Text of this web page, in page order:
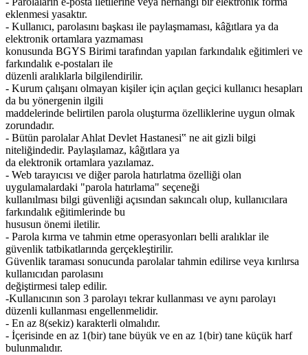
eklenmesi yasaktır.
- Kullanıcı, parolasını başkası ile paylaşmaması, kâğıtlara ya da
elektronik ortamlara yazmaması
konusunda BGYS Birimi tarafından yapılan farkındalık eğitimleri ve
farkındalık e-postaları ile
düzenli aralıklarla bilgilendirilir.
- Kurum çalışanı olmayan kişiler için açılan geçici kullanıcı hesapları
da bu yönergenin ilgili
maddelerinde belirtilen parola oluşturma özelliklerine uygun olmak
zorundadır.
- Bütün parolalar Ahlat Devlet Hastanesi‟ ne ait gizli bilgi
niteliğindedir. Paylaşılamaz, kâğıtlara ya
da elektronik ortamlara yazılamaz.
- Web tarayıcısı ve diğer parola hatırlatma özelliği olan
uygulamalardaki "parola hatırlama" seçeneği
kullanılması bilgi güvenliği açısından sakıncalı olup, kullanıcılara
farkındalık eğitimlerinde bu
hususun önemi iletilir.
- Parola kırma ve tahmin etme operasyonları belli aralıklar ile
güvenlik tatbikatlarında gerçekleştirilir.
Güvenlik taraması sonucunda parolalar tahmin edilirse veya kırılırsa
kullanıcıdan parolasını
değiştirmesi talep edilir.
-Kullanıcının son 3 parolayı tekrar kullanması ve aynı parolayı
düzenli kullanması engellenmelidir.
- En az 8(sekiz) karakterli olmalıdır.
- İçerisinde en az 1(bir) tane büyük ve en az 1(bir) tane küçük harf
bulunmalıdır.